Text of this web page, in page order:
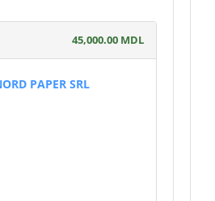
45,000.00 MDL
PAPER SRL